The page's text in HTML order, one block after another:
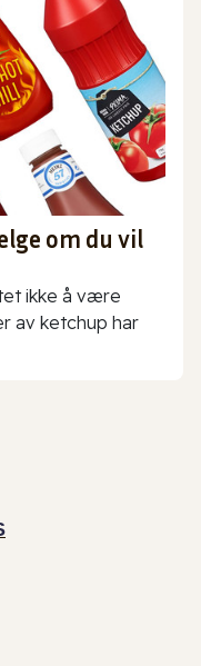
om du vil
ikke å være
av ketchup har